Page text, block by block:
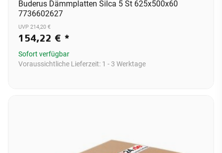
Buderus Dämmplatten Silca 5 St 625x500x60
7736602627
UVP 214,20 €
154,22 € *
Sofort verfügbar
Voraussichtliche Lieferzeit: 1 - 3 Werktage